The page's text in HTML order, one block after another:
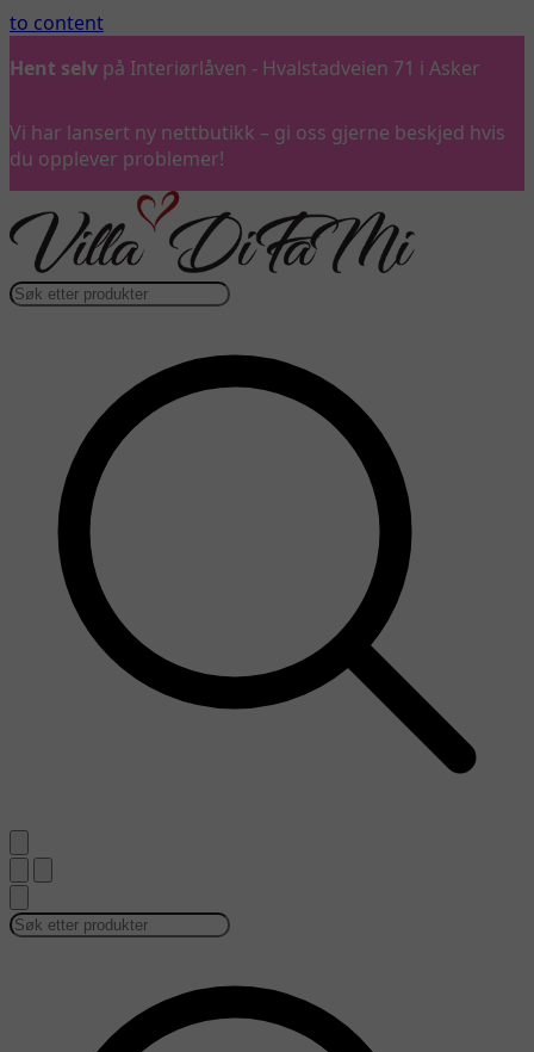
to content
Hent selv på Interiørlåven - Hvalstadveien 71 i Asker
Vi har lansert ny nettbutikk – gi oss gjerne beskjed hvis
du opplever problemer!